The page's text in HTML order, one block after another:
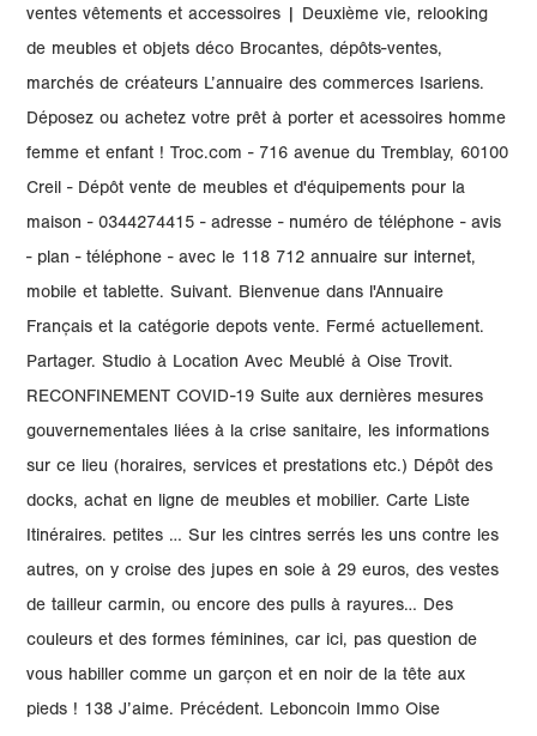
ventes vêtements et accessoires | Deuxième vie, relooking
de meubles et objets déco Brocantes, dépôts-ventes,
marchés de créateurs L’annuaire des commerces Isariens.
Déposez ou achetez votre prêt à porter et acessoires homme
femme et enfant ! Troc.com - 716 avenue du Tremblay, 60100
Creil - Dépôt vente de meubles et d'équipements pour la
maison - 0344274415 - adresse - numéro de téléphone - avis
- plan - téléphone - avec le 118 712 annuaire sur internet,
mobile et tablette. Suivant. Bienvenue dans l'Annuaire
Français et la catégorie depots vente. Fermé actuellement.
Partager. Studio à Location Avec Meublé à Oise Trovit.
RECONFINEMENT COVID-19 Suite aux dernières mesures
gouvernementales liées à la crise sanitaire, les informations
sur ce lieu (horaires, services et prestations etc.) Dépôt des
docks, achat en ligne de meubles et mobilier. Carte Liste
Itinéraires. petites … Sur les cintres serrés les uns contre les
autres, on y croise des jupes en soie à 29 euros, des vestes
de tailleur carmin, ou encore des pulls à rayures… Des
couleurs et des formes féminines, car ici, pas question de
vous habiller comme un garçon et en noir de la tête aux
pieds ! 138 J’aime. Précédent. Leboncoin Immo Oise